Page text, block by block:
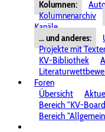
Kolumnen:
Kolumnenarchiv
Kanäle
... und anderes:
Projekte mit
KV-Bibliothek
Foren
Übersicht
Bereich "KV-
Bereich